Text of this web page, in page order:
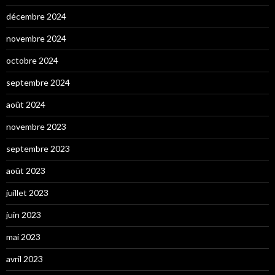
décembre 2024
novembre 2024
octobre 2024
septembre 2024
août 2024
novembre 2023
septembre 2023
août 2023
juillet 2023
juin 2023
mai 2023
avril 2023